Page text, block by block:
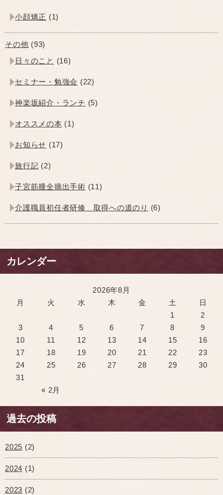
小顔矯正 (1)
その他 (93)
日々のこと (16)
セミナー・勉強会 (22)
神楽坂紹介・ランチ (5)
オススメの本 (1)
お知らせ (17)
旅行記 (2)
子宮筋腫全摘出手術 (11)
介護職員初任者研修 取得への道のり (6)
カレンダー
2026年8月
月
火 水 木 金 土 日
« 2月
1
2
3
4 5 6 7 8
9
10
11 12 13 14 15
16
17
18 19 20 21 22
23
24
25 26 27 28 29
30
31
過去の投稿
2025 (2)
2024 (1)
2023 (2)